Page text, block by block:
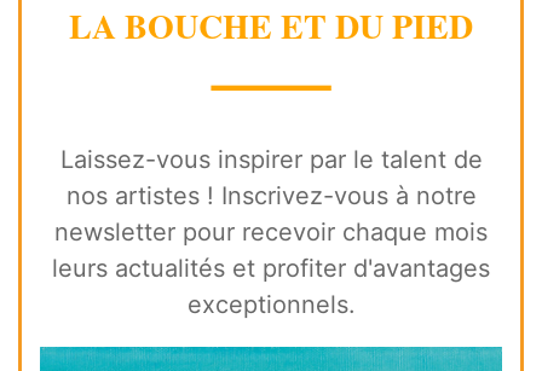
LA BOUCHE ET DU PIED
⸻
Laissez-vous inspirer par le talent de
nos artistes ! Inscrivez-vous à notre
newsletter pour recevoir chaque mois
leurs actualités et profiter d'avantages
exceptionnels.